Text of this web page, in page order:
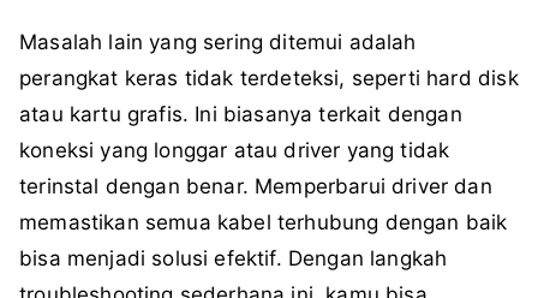
Masalah lain yang sering ditemui adalah
perangkat keras tidak terdeteksi, seperti hard disk
atau kartu grafis. Ini biasanya terkait dengan
koneksi yang longgar atau driver yang tidak
terinstal dengan benar. Memperbarui driver dan
memastikan semua kabel terhubung dengan baik
bisa menjadi solusi efektif. Dengan langkah